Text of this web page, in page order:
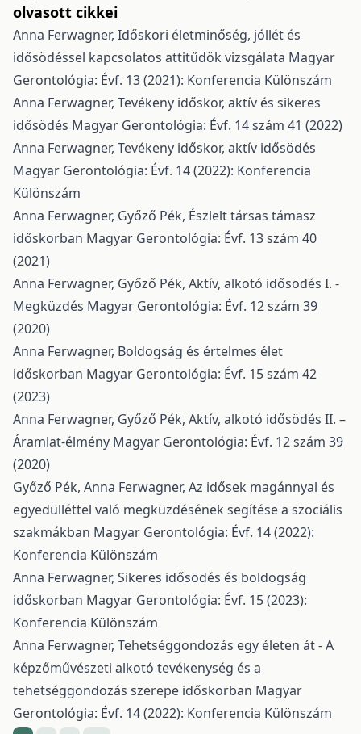
olvasott cikkei
Anna Ferwagner, Időskori életminőség, jóllét és
idősödéssel kapcsolatos attitűdök vizsgálata Magyar
Gerontológia: Évf. 13 (2021): Konferencia Különszám
Anna Ferwagner, Tevékeny időskor, aktív és sikeres
idősödés Magyar Gerontológia: Évf. 14 szám 41 (2022)
Anna Ferwagner, Tevékeny időskor, aktív idősödés
Magyar Gerontológia: Évf. 14 (2022): Konferencia
Különszám
Anna Ferwagner, Győző Pék, Észlelt társas támasz
időskorban Magyar Gerontológia: Évf. 13 szám 40
(2021)
Anna Ferwagner, Győző Pék, Aktív, alkotó idősödés I. -
Megküzdés Magyar Gerontológia: Évf. 12 szám 39
(2020)
Anna Ferwagner, Boldogság és értelmes élet
időskorban Magyar Gerontológia: Évf. 15 szám 42
(2023)
Anna Ferwagner, Győző Pék, Aktív, alkotó idősödés II. –
Áramlat-élmény Magyar Gerontológia: Évf. 12 szám 39
(2020)
Győző Pék, Anna Ferwagner, Az idősek magánnyal és
egyedülléttel való megküzdésének segítése a szociális
szakmákban Magyar Gerontológia: Évf. 14 (2022):
Konferencia Különszám
Anna Ferwagner, Sikeres idősödés és boldogság
időskorban Magyar Gerontológia: Évf. 15 (2023):
Konferencia Különszám
Anna Ferwagner, Tehetséggondozás egy életen át - A
képzőművészeti alkotó tevékenység és a
tehetséggondozás szerepe időskorban Magyar
Gerontológia: Évf. 14 (2022): Konferencia Különszám